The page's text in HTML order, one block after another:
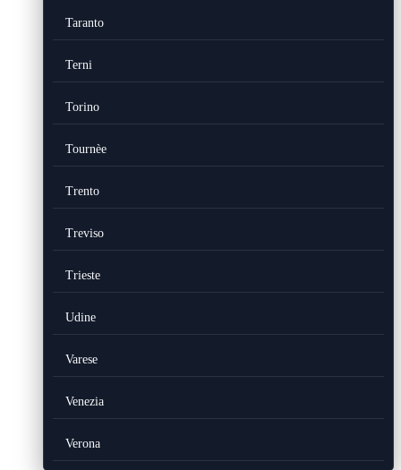
Taranto
Terni
Torino
Tournèe
Trento
Treviso
Trieste
Udine
Varese
Venezia
Verona